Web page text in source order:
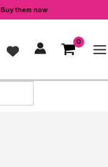
Buy them now